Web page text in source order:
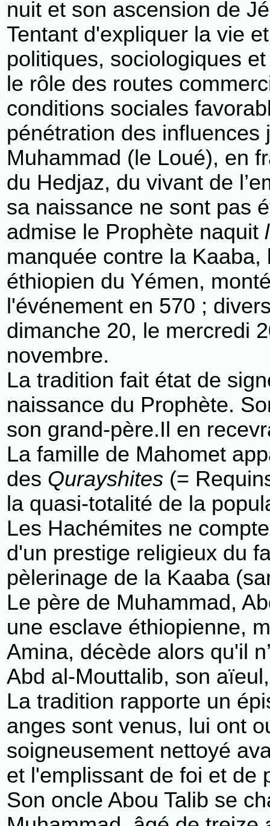
nuit et son ascension de
Tentant d'expliquer la vie
politiques, sociologiques
le rôle des routes
conditions sociales
pénétration des
Muhammad (le Loué), en
du Hedjaz, du vivant de
sa naissance ne sont pas
admise le Prophète naquit
manquée contre la
éthiopien du Yémen,
l'événement en 570 ;
dimanche 20, le mercredi
novembre.
La tradition fait état de
naissance du Prophète.
son grand-père.Il en
La famille de Mahomet
des Qurayshites (=
la quasi-totalité de la
Les Hachémites ne
d'un prestige religieux du
pèlerinage de la Kaaba
Le père de Muhammad,
une esclave éthiopienne,
Amina, décède alors qu'il
Abd al-Mouttalib, son
La tradition rapporte un
anges sont venus, lui ont
soigneusement nettoyé
et l'emplissant de foi et de
Son oncle Abou Talib se